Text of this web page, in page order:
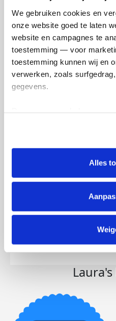
We gebruiken cookies en
onze website goed te laten
website en campagnes te
toestemming — voor
toestemming kunnen wij en
verwerken, zoals
gegevens.
tonen. Je kunt je
intrekken via Cookie
lijst met cookies is te vinden
Alles
en betaal €0.75 extra.
€540